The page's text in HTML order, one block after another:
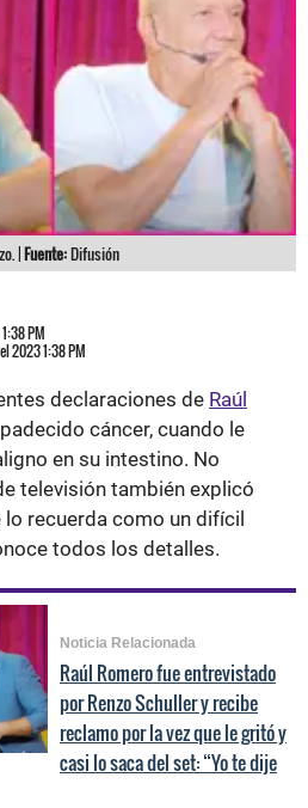
|Fuente:Difusión
PM
2023 1:38 PM
declaraciones de Raúl
cáncer, cuando le
en su intestino. No
televisión también explicó
recuerda como un difícil
todos los detalles.
Noticia Relacionada
Raúl Romero fue entrevistado
por Renzo Schuller y recibe
reclamo por la vez que le gritó y
casi lo saca del set: “Yo te dije